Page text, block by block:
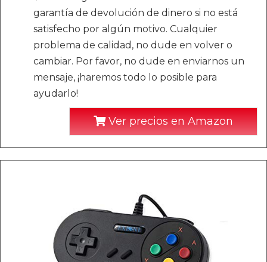
garantía de devolución de dinero si no está
satisfecho por algún motivo. Cualquier
problema de calidad, no dude en volver o
cambiar. Por favor, no dude en enviarnos un
mensaje, ¡haremos todo lo posible para
ayudarlo!
Ver precios en Amazon